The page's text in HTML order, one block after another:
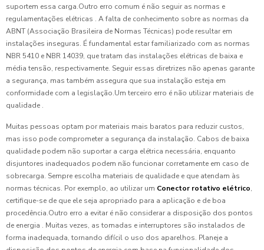
suportem essa carga.Outro erro comum é não seguir as normas e
regulamentações elétricas . A falta de conhecimento sobre as normas da
ABNT (Associação Brasileira de Normas Técnicas) pode resultar em
instalações inseguras. É fundamental estar familiarizado com as normas
NBR 5410 e NBR 14039, que tratam das instalações elétricas de baixa e
média tensão, respectivamente. Seguir essas diretrizes não apenas garante
a segurança, mas também assegura que sua instalação esteja em
conformidade com a legislação.Um terceiro erro é não utilizar materiais de
qualidade .
Muitas pessoas optam por materiais mais baratos para reduzir custos,
mas isso pode comprometer a segurança da instalação. Cabos de baixa
qualidade podem não suportar a carga elétrica necessária, enquanto
disjuntores inadequados podem não funcionar corretamente em caso de
sobrecarga. Sempre escolha materiais de qualidade e que atendam às
normas técnicas. Por exemplo, ao utilizar um Conector rotativo elétrico,
certifique-se de que ele seja apropriado para a aplicação e de boa
procedência.Outro erro a evitar é não considerar a disposição dos pontos
de energia . Muitas vezes, as tomadas e interruptores são instalados de
forma inadequada, tornando difícil o uso dos aparelhos. Planeje a